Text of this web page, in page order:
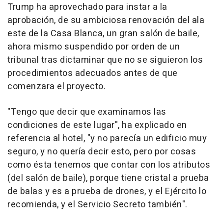
Trump ha aprovechado para instar a la
aprobación, de su ambiciosa renovación del ala
este de la Casa Blanca, un gran salón de baile,
ahora mismo suspendido por orden de un
tribunal tras dictaminar que no se siguieron los
procedimientos adecuados antes de que
comenzara el proyecto.
"Tengo que decir que examinamos las
condiciones de este lugar", ha explicado en
referencia al hotel, "y no parecía un edificio muy
seguro, y no quería decir esto, pero por cosas
como ésta tenemos que contar con los atributos
(del salón de baile), porque tiene cristal a prueba
de balas y es a prueba de drones, y el Ejército lo
recomienda, y el Servicio Secreto también".